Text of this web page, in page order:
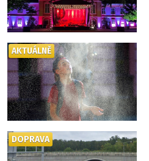
AKTUÁLNĚ
DOPRAVA